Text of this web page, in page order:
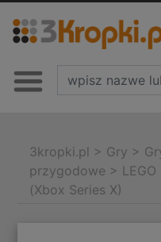
3kropki.pl > Gry >
przygodowe >
(Xbox Series X)